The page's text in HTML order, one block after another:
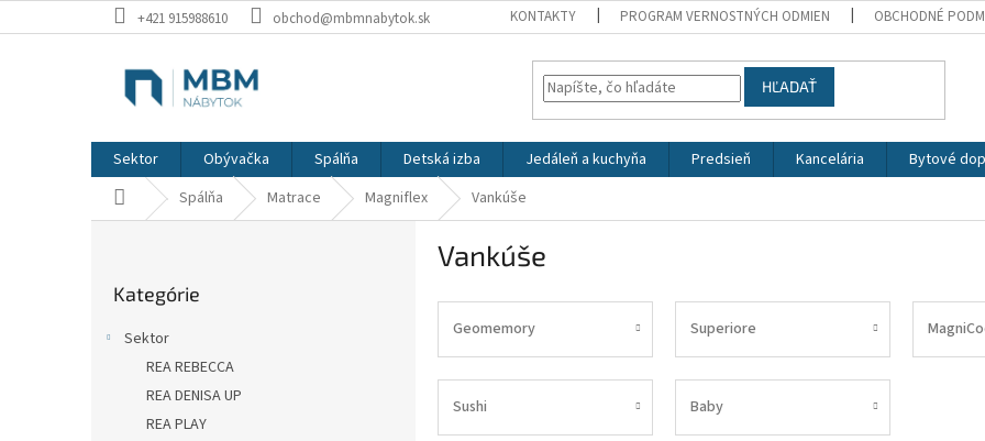
na
+421 915988610 obchod@mbmnabytok.sk KONTAKTY PROGRAM VERNOSTNÝCH ODMIEN OBCHODNÉ
HĽADAŤ
Sektor Obývačka Spálňa Detská izba Jedáleň a kuchyňa Predsieň Kancelária Bytové
DomovSpálňa Matrace Magniflex Vankúše
kategórie
Kategórie
Sektor
REA REBECCA
REA DENISA UP
REA PLAY
Vankúše
Geomemory Superiore
Sushi Baby